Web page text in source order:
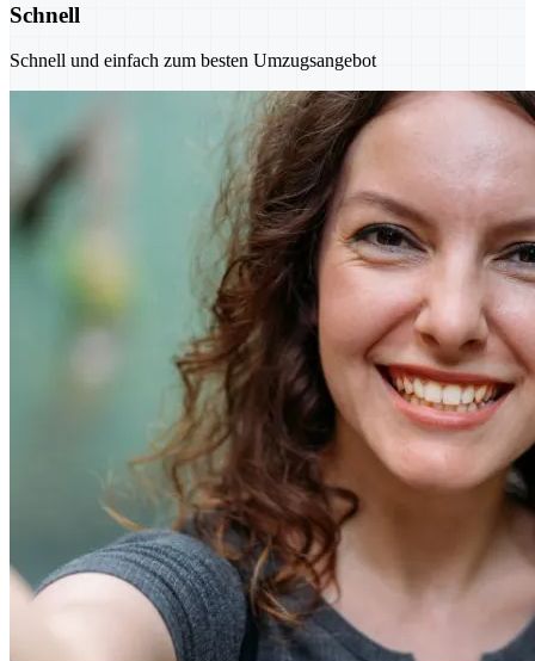
Schnell
Schnell und einfach zum besten Umzugsangebot